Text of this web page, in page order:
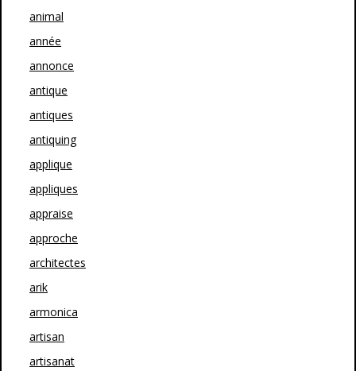
animal
année
annonce
antique
antiques
antiquing
applique
appliques
appraise
approche
architectes
arik
armonica
artisan
artisanat